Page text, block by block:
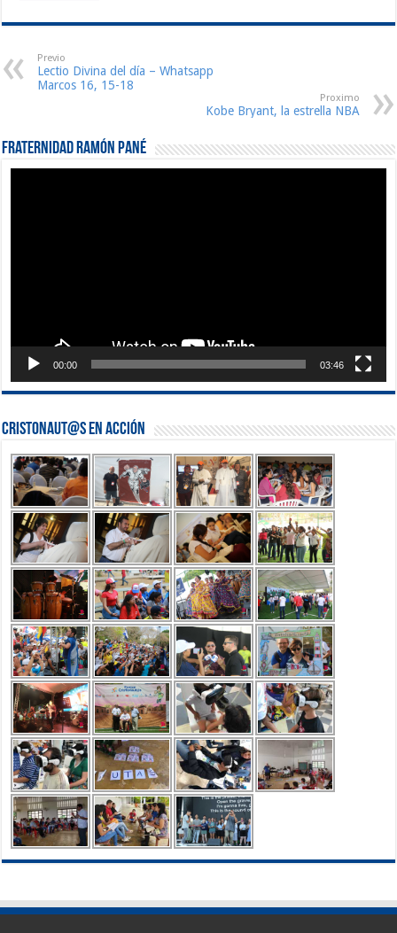
Previo
Lectio Divina del día – Whatsapp
Marcos 16, 15-18
Proximo
Kobe Bryant, la estrella NBA
Fraternidad Ramón Pané
00:00 03:46
Cristonaut@s en Acción